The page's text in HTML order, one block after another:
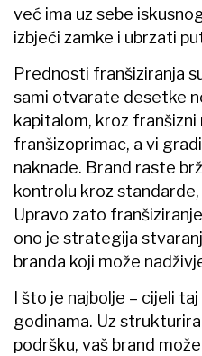
već ima uz sebe
izbjeći zamke i ubrzati
Prednosti franšiziranja
sami otvarate desetke
kapitalom, kroz
franšizoprimac, a vi
naknade. Brand raste
kontrolu kroz
Upravo zato
ono je strategija
branda koji može
I što je najbolje – cijeli
godinama. Uz
podršku, vaš brand